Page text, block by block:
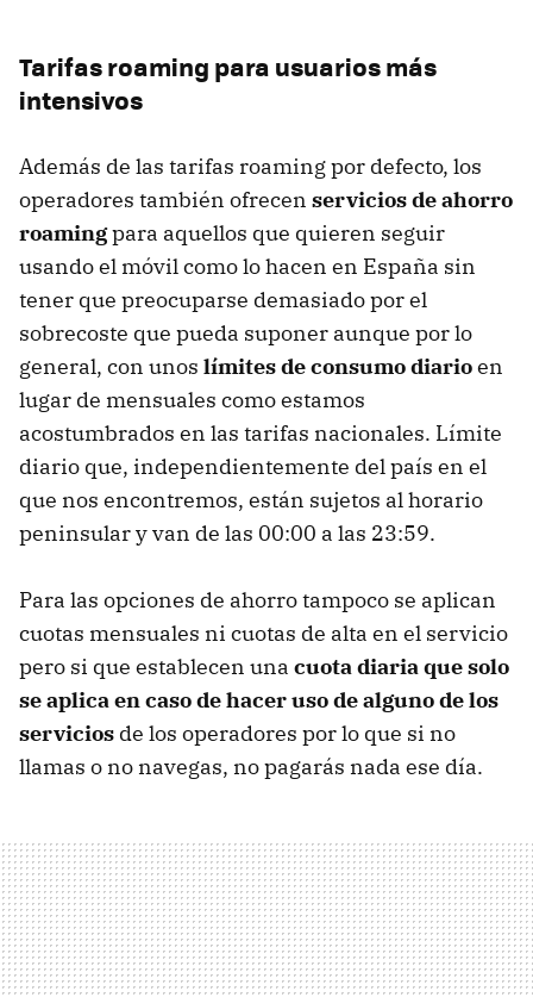
Tarifas roaming para usuarios más
intensivos
Además de las tarifas roaming por defecto, los
operadores también ofrecen servicios de ahorro
roamingpara aquellos que quieren seguir
usando el móvil como lo hacen en España sin
tener que preocuparse demasiado por el
sobrecoste que pueda suponer aunque por lo
general, con unos límites de consumo diarioen
lugar de mensuales como estamos
acostumbrados en las tarifas nacionales. Límite
diario que, independientemente del país en el
que nos encontremos, están sujetos al horario
peninsular y van de las 00:00 a las 23:59.
Para las opciones de ahorro tampoco se aplican
cuotas mensuales ni cuotas de alta en el servicio
pero si que establecen una cuota diaria que solo
se aplica en caso de hacer uso de alguno de los
servicios de los operadores por lo que si no
llamas o no navegas, no pagarás nada ese día.